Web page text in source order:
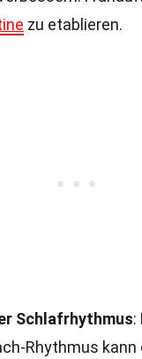
zu etablieren.
Schlafrhythmus:
Rhythmus kann